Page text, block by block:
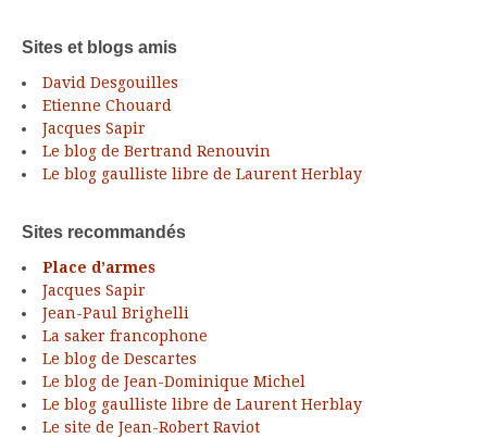
Sites et blogs amis
David Desgouilles
Etienne Chouard
Jacques Sapir
Le blog de Bertrand Renouvin
Le blog gaulliste libre de Laurent Herblay
Sites recommandés
Place d’armes
Jacques Sapir
Jean-Paul Brighelli
La saker francophone
Le blog de Descartes
Le blog de Jean-Dominique Michel
Le blog gaulliste libre de Laurent Herblay
Le site de Jean-Robert Raviot